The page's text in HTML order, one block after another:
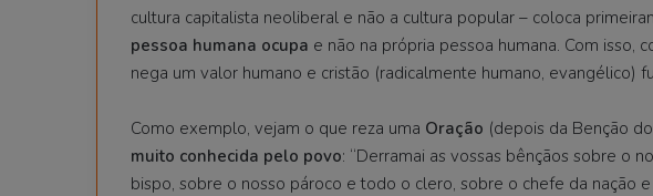
cultura capitalista neoliberal e não a cultura popular – coloca
pessoa humana ocupa e não na própria pessoa humana. Com isso,
nega um valor humano e cristão (radicalmente humano, evangélico)
Como exemplo, vejam o que reza uma Oração (depois da Benção
muito conhecida pelo povo: “Derramai as vossas bênçãos sobre o
bispo, sobre o nosso pároco e todo o clero, sobre o chefe da nação